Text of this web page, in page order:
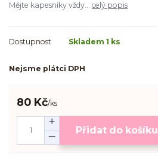
Mějte kapesníky vždy... celý popis
Dostupnost Skladem 1 ks
Nejsme plátci DPH
80 Kč/ks
Přidat do košíku